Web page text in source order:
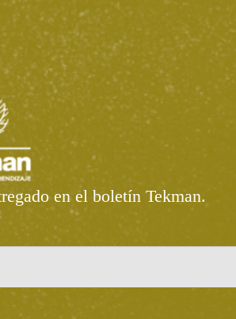
en el boletín Tekman.